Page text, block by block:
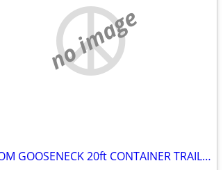
no image
CUSTOM GOOSENECK 20ft CONTAINER TRAILER